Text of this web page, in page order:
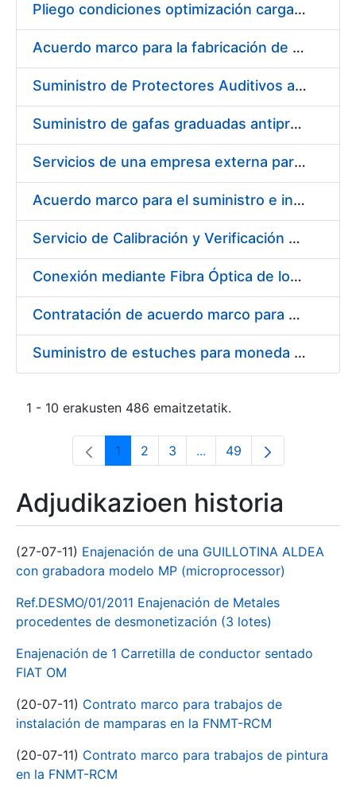
Erakutsi/Ezkutatu
Pliego condiciones optimización cargas compras firmado
Acuerdo marco para la fabricación de piezas
Suministro de Protectores Auditivos a medida para las personas trabajadoras de los Centros de Trabajo de Madrid y Burgos
Suministro de gafas graduadas antiproyecciones para los trabajadores de la FNMT-RCM en los centros de trabajo de Madrid y Burgos
Servicios de una empresa externa para el asesoramiento y resolución de los recursos de alzada que se presentan relacionados con procesos de selección para la FNMT-RCM
Acuerdo marco para el suministro e instalación de persianas, estores y otros complementos
Servicio de Calibración y Verificación Externa de los Equipos de Medición del Servicio de Prevención de la FNMT-RCM
Conexión mediante Fibra Óptica de los Centros de Proceso de Datos (CPDs) de las sedes de la FNMT-RCM de Burgos y Madrid
Contratación de acuerdo marco para el Suministro de Material de Electricidad para la Fábrica Nacional de Moneda y Timbre-Real Casa de la Moneda en su centro de trabajo de Burgos
Suministro de estuches para moneda de 30 €
1 - 10 erakusten 486 emaitzetatik.
Orrialdea
1 Orrialdea
2 Orrialdea
3 ...Intermediate Pages Use
Orrialdea
49
Adjudikazioen historia
(27-07-11) Enajenación de una GUILLOTINA ALDEA
con grabadora modelo MP (microprocessor)
Ref.DESMO/01/2011 Enajenación de Metales
procedentes de desmonetización (3 lotes)
Enajenación de 1 Carretilla de conductor sentado
FIAT OM
(20-07-11) Contrato marco para trabajos de
instalación de mamparas en la FNMT-RCM
(20-07-11) Contrato marco para trabajos de pintura
en la FNMT-RCM